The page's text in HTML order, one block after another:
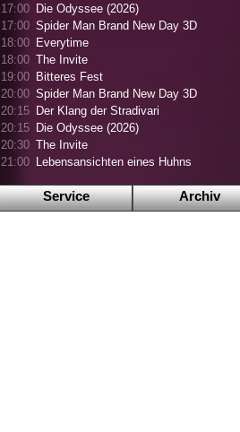
17:00 Die Odyssee (2026)
17:00 Spider Man Brand New Day 3D
18:00 Everytime
18:00 The Invite
19:00 Bitteres Fest
20:00 Spider Man Brand New Day 3D
20:15 Der Klang der Stradivari
20:15 Die Odyssee (2026)
20:30 The Invite
21:00 Lebensansichten eines Huhns
Service Archiv